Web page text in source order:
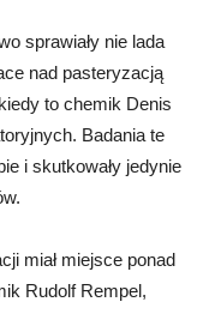
sprawiały nie lada
nad pasteryzacją
to chemik Denis
Badania te
i skutkowały jedynie
miał miejsce ponad
Rudolf Rempel,